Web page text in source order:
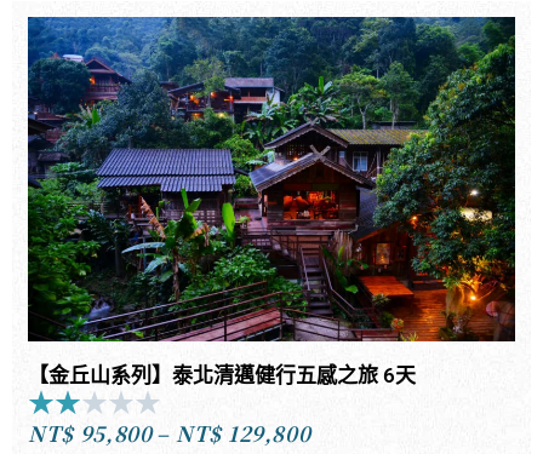
5
範
圍：
NT$58,800
到
NT$63,800
【金丘山系列】泰北清邁健行五感之旅 6天
★★★★★
2
NT$ 95,800– NT$ 129,800